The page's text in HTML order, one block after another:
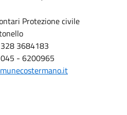
Protezione civile
3684183
- 6200965